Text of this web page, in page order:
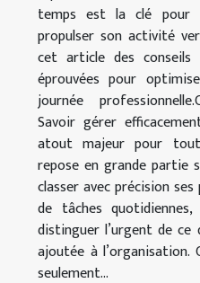
temps est la clé pour
propulser son activité
cet article des
éprouvées pour
journée
Savoir gérer
atout majeur pour
repose en grande partie
classer avec précision
de tâches
distinguer l’urgent de ce
ajoutée à
seulement...